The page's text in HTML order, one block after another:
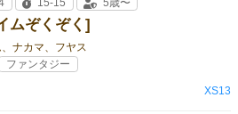
ムぞくぞく]
ナカマ、フヤス
15-15 5歳〜
ファンタジー
XS13